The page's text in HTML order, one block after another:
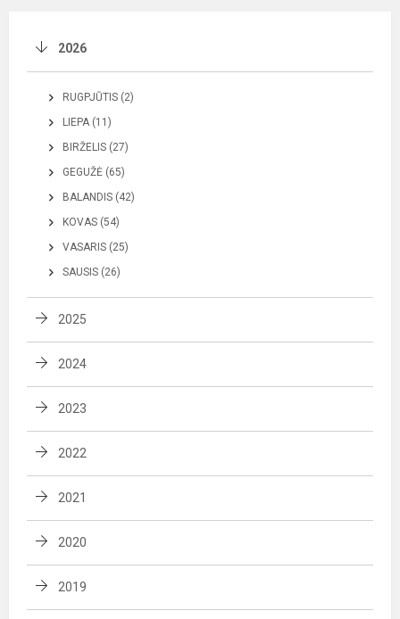
2026
RUGPJŪTIS (2)
LIEPA (11)
BIRŽELIS (27)
GEGUŽĖ (65)
BALANDIS (42)
KOVAS (54)
VASARIS (25)
SAUSIS (26)
2025
2024
2023
2022
2021
2020
2019